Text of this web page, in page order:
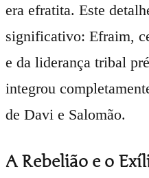
era efratita. Este
significativo: Efraim,
e da liderança tribal
integrou
de Davi e Salomão.
A Rebelião e o